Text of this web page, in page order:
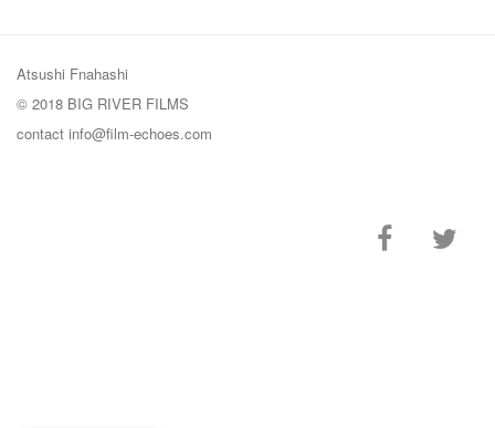
Atsushi Fnahashi
© 2018 BIG RIVER FILMS
contact info@film-echoes.com